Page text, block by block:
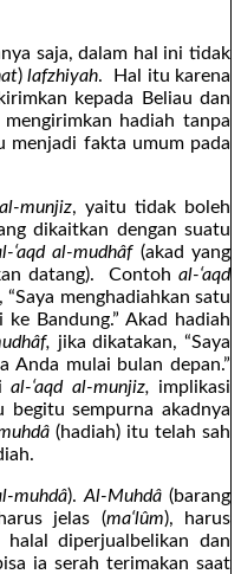
saja, dalam hal ini tidak
)lafzhiyah. Hal itu karena
kepada Beliau dan
hadiah tanpa
menjadi fakta umum pada
munjiz, yaitu tidak boleh
dikaitkan dengan suatu
‘aqd al-mudhâf(akad yang
datang). Contoh al-‘aqd
menghadiahkan satu
Bandung.” Akad hadiah
jika dikatakan, “Saya
Anda mulai bulan depan.”
al-‘aqd al-munjiz, implikasi
begitu sempurna akadnya
(hadiah) itu telah sah
muhdâ). Al-Muhdâ (barang
jelas (ma‘lûm), harus
diperjualbelikan dan
ia serah terimakan saat